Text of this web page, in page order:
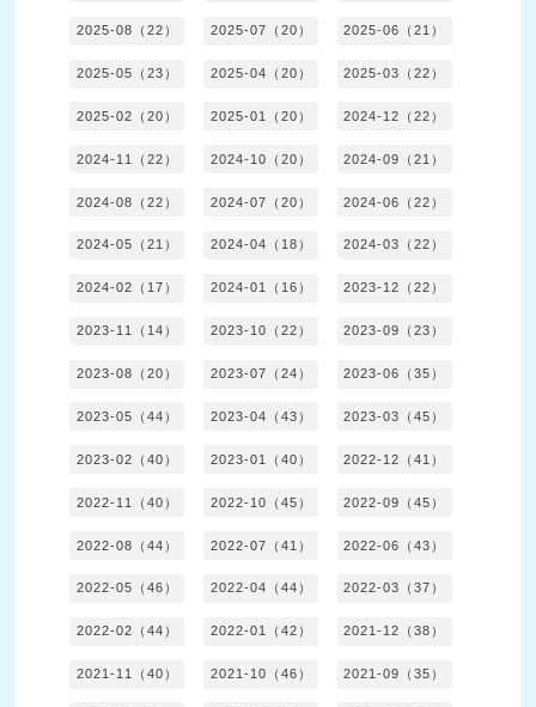
2025-08（22） 2025-07（20） 2025-06（21）
2025-05（23） 2025-04（20） 2025-03（22）
2025-02（20） 2025-01（20） 2024-12（22）
2024-11（22） 2024-10（20） 2024-09（21）
2024-08（22） 2024-07（20） 2024-06（22）
2024-05（21） 2024-04（18） 2024-03（22）
2024-02（17） 2024-01（16） 2023-12（22）
2023-11（14） 2023-10（22） 2023-09（23）
2023-08（20） 2023-07（24） 2023-06（35）
2023-05（44） 2023-04（43） 2023-03（45）
2023-02（40） 2023-01（40） 2022-12（41）
2022-11（40） 2022-10（45） 2022-09（45）
2022-08（44） 2022-07（41） 2022-06（43）
2022-05（46） 2022-04（44） 2022-03（37）
2022-02（44） 2022-01（42） 2021-12（38）
2021-11（40） 2021-10（46） 2021-09（35）